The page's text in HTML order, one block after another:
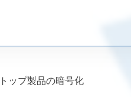
ップ製品の暗号化